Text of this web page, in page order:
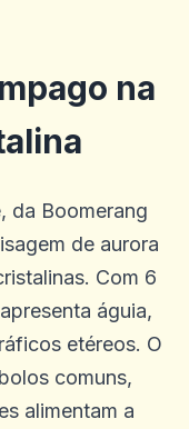
na
da Boomerang
de aurora
Com 6
águia,
etéreos. O
comuns,
alimentam a